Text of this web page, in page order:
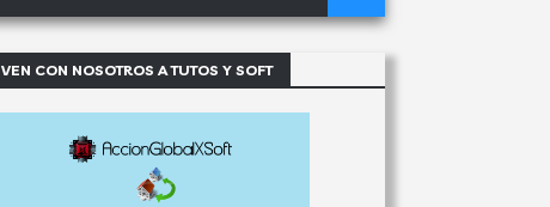
VEN CON NOSOTROS A TUTOS Y SOFT